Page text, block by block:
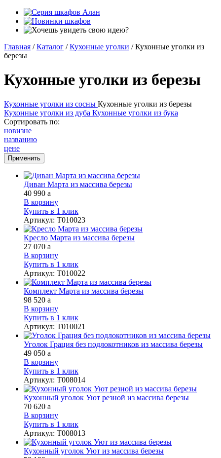
Главная / Каталог / Кухонные уголки / Кухонные уголки из
березы
Кухонные уголки из березы
Кухонные уголки из сосны Кухонные уголки из березы
Кухонные уголки из дуба Кухонные уголки из бука
Сортировать по:
новизне
названию
цене
Диван Марта из массива березы
40 990 a
В корзину
Купить в 1 клик
Артикул: Т010023
Кресло Марта из массива березы
27 070 a
В корзину
Купить в 1 клик
Артикул: Т010022
Комплект Марта из массива березы
98 520 a
В корзину
Купить в 1 клик
Артикул: Т010021
Уголок Грация без подлокотников из массива березы
49 050 a
В корзину
Купить в 1 клик
Артикул: Т008014
Кухонный уголок Уют резной из массива березы
70 620 a
В корзину
Купить в 1 клик
Артикул: Т008013
Кухонный уголок Уют из массива березы